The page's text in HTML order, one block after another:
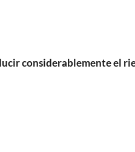
considerablemente el